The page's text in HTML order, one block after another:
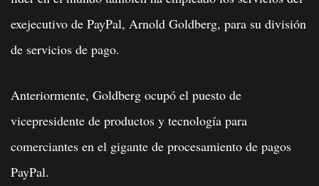
exejecutivo de PayPal, Arnold Goldberg, para su división
de servicios de pago.
Anteriormente, Goldberg ocupó el puesto de
vicepresidente de productos y tecnología para
comerciantes en el gigante de procesamiento de pagos
PayPal.